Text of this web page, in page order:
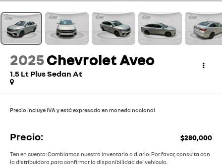
2025Chevrolet Aveo
1.5 Lt Plus Sedan At
Precio incluye IVA y está expresado en moneda nacional
Precio: $280,000
Ten en cuenta: Cambiamos nuestro inventario a diario. Por favor, consulta con
la distribuidora para confirmar la disponibilidad del vehículo.